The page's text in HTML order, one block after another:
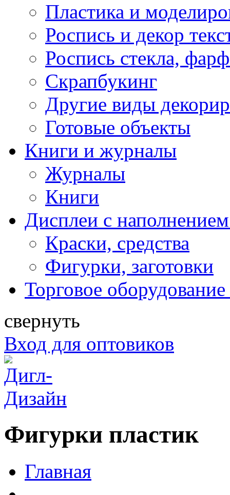
Пластика и
Роспись и декор
Роспись стекла,
Скрапбукинг
Другие виды
Готовые объекты
Книги и журналы
Журналы
Книги
Дисплеи с
Краски, средства
Фигурки, заготовки
Торговое
свернуть
Вход для оптовиков
Фигурки пластик
Главная